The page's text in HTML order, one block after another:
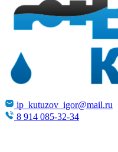
ip_kutuzov_igor@mail.ru
8 914 085-32-34